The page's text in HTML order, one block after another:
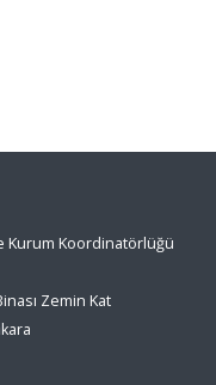
Kurum Koordinatörlüğü
Zemin Kat